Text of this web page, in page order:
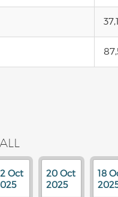
Oct
20 Oct
2025
18